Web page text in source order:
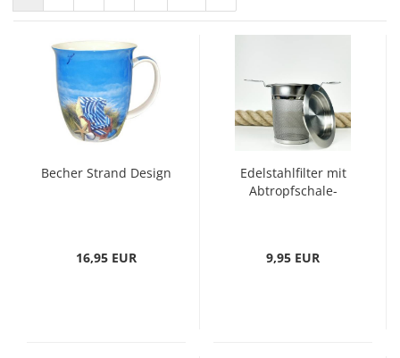
Becher Strand Design
16,95 EUR
Edelstahlfilter mit
Abtropfschale-
9,95 EUR